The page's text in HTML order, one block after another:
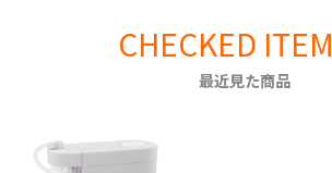
CHECKED ITEM
最近見た商品